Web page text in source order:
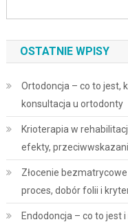
OSTATNIE WPISY
Ortodoncja – co to jest,
konsultacja u ortodonty
Krioterapia w
efekty,
Złocenie
proces, dobór folii i
Endodoncja – co to jest